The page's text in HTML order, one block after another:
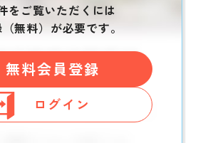
をご覧いただくには
無料）が必要です。
無料会員登録
ログイン